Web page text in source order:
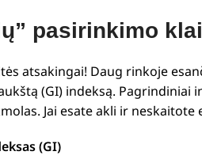
pasirinkimo
atsakingai! Daug rinkoje
(GI) indeksą.
Jai esate akli ir
(GI)